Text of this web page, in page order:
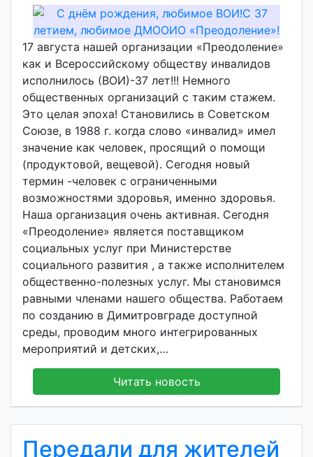
т
о
р
:
v
o
i
d
d
m
d
y
17 августа нашей организации «Преодоление»
как и Всероссийскому обществу инвалидов
исполнилось (ВОИ)-37 лет!!! Немного
общественных организаций с таким стажем.
Это целая эпоха! Становились в Советском
Союзе, в 1988 г. когда слово «инвалид» имел
значение как человек, просящий о помощи
(продуктовой, вещевой). Сегодня новый
термин -человек с ограниченными
возможностями здоровья, именно здоровья.
Наша организация очень активная. Сегодня
«Преодоление» является поставщиком
социальных услуг при Министерстве
социального развития , а также исполнителем
общественно-полезных услуг. Мы становимся
равными членами нашего общества. Работаем
по созданию в Димитровграде доступной
среды, проводим много интегрированных
мероприятий и детских,…
Читать новость
Передали для жителей